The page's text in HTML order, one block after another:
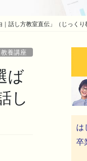
話し方教室直伝」（じっくり
養講座
ば
し
は
卒